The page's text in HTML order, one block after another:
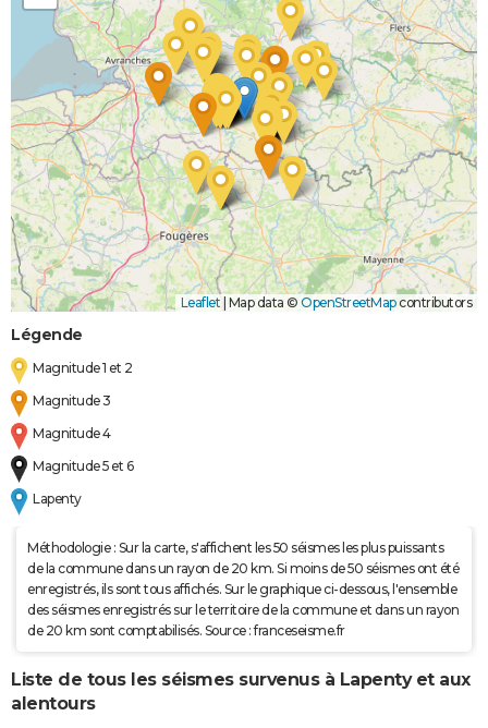
Leaflet | Map data © OpenStreetMapcontributors
Légende
Magnitude 1 et 2
Magnitude 3
Magnitude 4
Magnitude 5 et 6
Lapenty
Méthodologie : Sur la carte, s'affichent les 50 séismes les plus puissants
de la commune dans un rayon de 20 km. Si moins de 50 séismes ont été
enregistrés, ils sont tous affichés. Sur le graphique ci-dessous, l'ensemble
des séismes enregistrés sur le territoire de la commune et dans un rayon
de 20 km sont comptabilisés. Source : franceseisme.fr
Liste de tous les séismes survenus à Lapenty et aux
alentours